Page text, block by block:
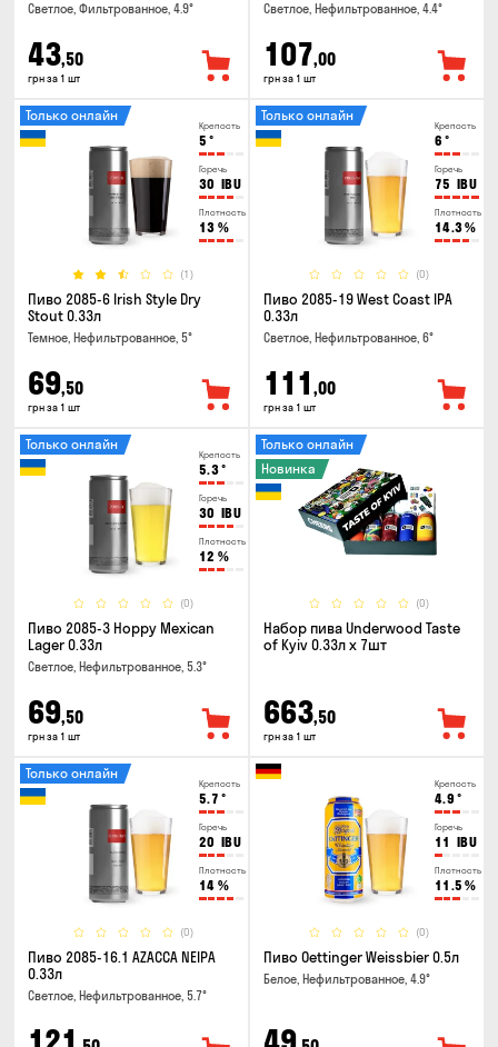
Светлое, Фильтрованное, 4.9°
43,50
грн за 1 шт
Светлое, Нефильтрованное, 4.4°
107,00
грн за 1 шт
Крепость
5 °
Горечь
30 IBU
Плотность
13 %
(1)
Только онлайн
Пиво 2085-6 Irish Style Dry
Stout 0.33л
Темное, Нефильтрованное, 5°
69,50
грн за 1 шт
Крепость
6 °
Горечь
75 IBU
Плотность
14.3%
(0)
Только онлайн
Пиво 2085-19 West Coast IPA
0.33л
Светлое, Нефильтрованное, 6°
111 ,00
грн за 1 шт
Крепость
5.3°
Горечь
30 IBU
Плотность
12 %
(0)
Только онлайн
Пиво 2085-3 Hoppy Mexican
Lager 0.33л
Светлое, Нефильтрованное, 5.3°
69,50
грн за 1 шт
(0)
Только онлайн
Новинка
Набор пива Underwood Taste
of Kyiv 0.33л x 7шт
663,50
грн за 1 шт
Крепость
5.7 °
Горечь
20 IBU
Плотность
14 %
(0)
Только онлайн
Пиво 2085-16.1 AZACCA NEIPA
0.33л
Светлое, Нефильтрованное, 5.7°
Крепость
4.9 °
Горечь
11 IBU
Плотность
11.5 %
(0)
Пиво Oettinger Weissbier 0.5л
Белое, Нефильтрованное, 4.9°